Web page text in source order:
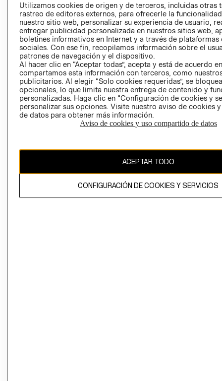
AVISO DE
PRIVACIDAD
GIFT CARD
AVISO DE
El contenido de esta página web está protegido por copyright y es
Utilizamos cookies de origen y de terceros, incluidas otras
rastreo de editores externos, para ofrecerle la
nuestro sitio web, personalizar su experiencia de usuario,
entregar publicidad personalizada en nuestros sitios web,
boletines informativos en Internet y a través de plataformas
sociales. Con ese fin, recopilamos información sobre el
patrones de navegación y el dispositivo.
Al hacer clic en “Aceptar todas”, acepta y está de acuerdo
compartamos esta información con terceros, como
publicitarios. Al elegir “Solo cookies requeridas”, se
opcionales, lo que limita nuestra entrega de contenido y
personalizadas. Haga clic en “Configuración de cookies y
personalizar sus opciones. Visite nuestro aviso de cookies
de datos para obtener más información.
Aviso de cookies y uso compartido de datos
ACEPTAR TODO
CONFIGURACIÓN DE COOKIES Y SERVICIOS